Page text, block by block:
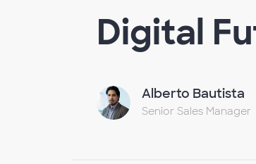
Digital
Alberto Bautista
Senior Sales Manager